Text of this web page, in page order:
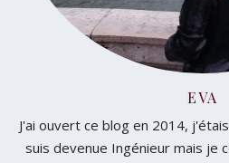
EVA
J'ai ouvert ce blog en 2014,
suis devenue Ingénieur mais je